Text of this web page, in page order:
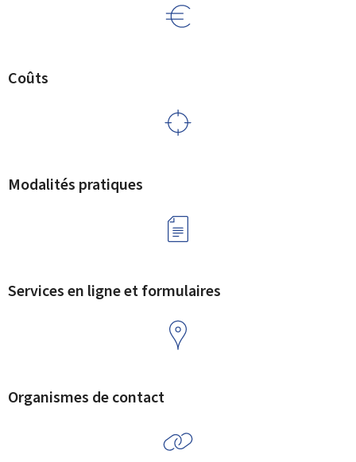
Coûts
Modalités pratiques
Services en ligne et formulaires
Organismes de contact